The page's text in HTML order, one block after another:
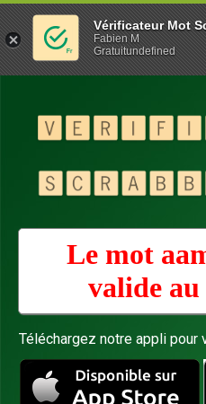
Le mot
valide au
Téléchargez notre appli
Vérificateur Mot
Fabien M
Gratuitundefined